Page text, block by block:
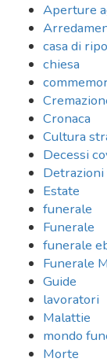
Aperture
casa di
chiesa
Cronaca
Cultura
Decessi
Detrazioni
Estate
funerale
Funerale
funerale
Funerale
Guide
lavoratori
Malattie
mondo
Morte